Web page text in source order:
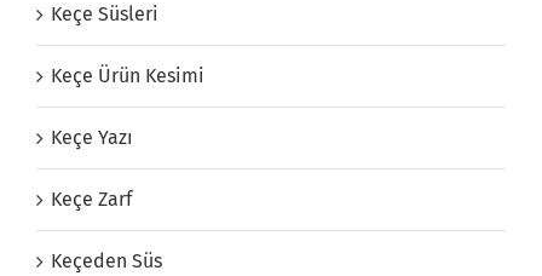
Keçe Süsleri
Keçe Ürün Kesimi
Keçe Yazı
Keçe Zarf
Keçeden Süs